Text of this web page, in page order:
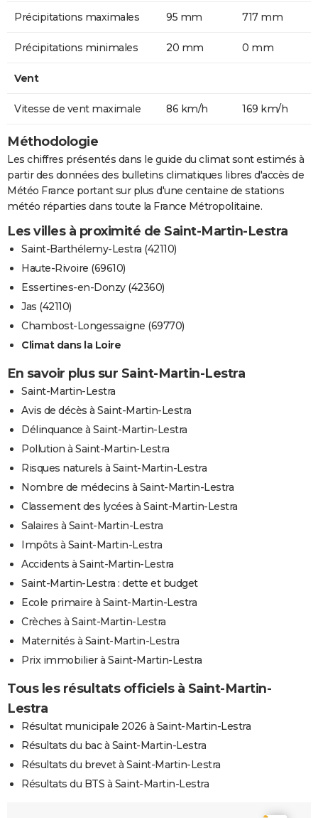
Précipitations maximales 95 mm 717 mm
Précipitations minimales 20 mm 0 mm
Vent
Vitesse de vent maximale 86 km/h 169 km/h
Méthodologie
Les chiffres présentés dans le guide du climat sont estimés à
partir des données des bulletins climatiques libres d'accès de
Météo France portant sur plus d'une centaine de stations
météo réparties dans toute la France Métropolitaine.
Les villes à proximité de Saint-Martin-Lestra
Saint-Barthélemy-Lestra (42110)
Haute-Rivoire (69610)
Essertines-en-Donzy (42360)
Jas (42110)
Chambost-Longessaigne (69770)
Climat dans la Loire
En savoir plus sur Saint-Martin-Lestra
Saint-Martin-Lestra
Avis de décès à Saint-Martin-Lestra
Délinquance à Saint-Martin-Lestra
Pollution à Saint-Martin-Lestra
Risques naturels à Saint-Martin-Lestra
Nombre de médecins à Saint-Martin-Lestra
Classement des lycées à Saint-Martin-Lestra
Salaires à Saint-Martin-Lestra
Impôts à Saint-Martin-Lestra
Accidents à Saint-Martin-Lestra
Saint-Martin-Lestra : dette et budget
Ecole primaire à Saint-Martin-Lestra
Crèches à Saint-Martin-Lestra
Maternités à Saint-Martin-Lestra
Prix immobilier à Saint-Martin-Lestra
Tous les résultats officiels à Saint-Martin-
Lestra
Résultat municipale 2026 à Saint-Martin-Lestra
Résultats du bac à Saint-Martin-Lestra
Résultats du brevet à Saint-Martin-Lestra
Résultats du BTS à Saint-Martin-Lestra